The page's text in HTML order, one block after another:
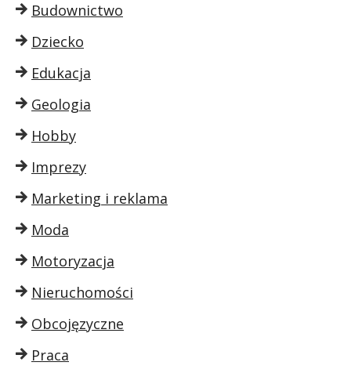
Budownictwo
Dziecko
Edukacja
Geologia
Hobby
Imprezy
Marketing i reklama
Moda
Motoryzacja
Nieruchomości
Obcojęzyczne
Praca